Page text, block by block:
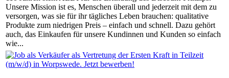
Unsere Mission ist es, Menschen überall und jederzeit mit dem zu
versorgen, was sie für ihr tägliches Leben brauchen: qualitative
Produkte zum niedrigen Preis – einfach und schnell. Dazu gehört
auch, das Einkaufen für unsere Kundinnen und Kunden so einfach
wie...